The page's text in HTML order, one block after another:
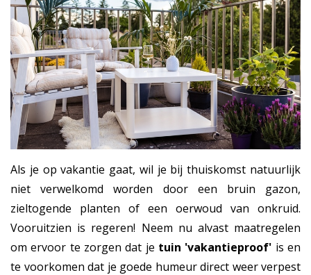
Als je op vakantie gaat, wil je bij thuiskomst natuurlijk
niet verwelkomd worden door een bruin gazon,
zieltogende planten of een oerwoud van onkruid.
Vooruitzien is regeren! Neem nu alvast maatregelen
om ervoor te zorgen dat je tuin 'vakantieproof' is en
te voorkomen dat je goede humeur direct weer verpest